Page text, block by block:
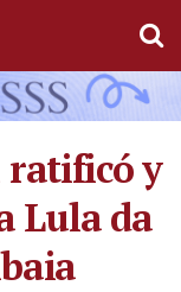
ratificó y
Lula da